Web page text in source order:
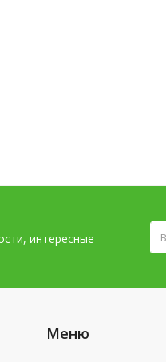
интересные
Меню